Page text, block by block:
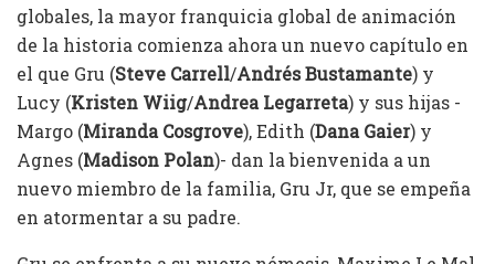
globales, la mayor franquicia global de animación
de la historia comienza ahora un nuevo capítulo en
el que Gru (Steve Carrell/Andrés Bustamante) y
Lucy (Kristen Wiig/Andrea Legarreta) y sus hijas -
Margo (Miranda Cosgrove), Edith (Dana Gaier) y
Agnes (Madison Polan)- dan la bienvenida a un
nuevo miembro de la familia, Gru Jr, que se empeña
en atormentar a su padre.